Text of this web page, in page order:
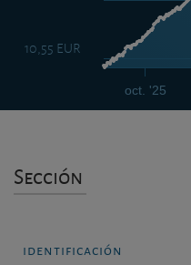
oct. '25
10,55 EUR
Sección
identificación